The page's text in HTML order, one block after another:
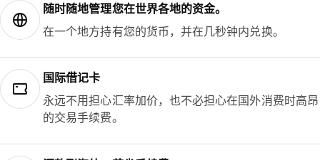
随时随地管理您在世界各地的资金。
在一个地方持有您的货币，并在几秒钟内兑换。
国际借记卡
永远不用担心汇率加价，也不必担心在国外消费时高昂
的交易手续费。